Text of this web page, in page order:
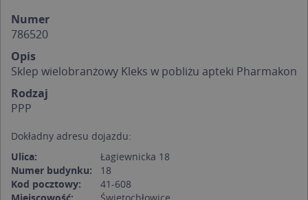
Numer
786520
Opis
Sklep wielobranżowy Kleks w pobliżu apteki Pharmakon
Rodzaj
PPP
Dokładny adresu dojazdu:
Ulica:
Łagiewnicka 18
Numer budynku:
18
Kod pocztowy:
41-608